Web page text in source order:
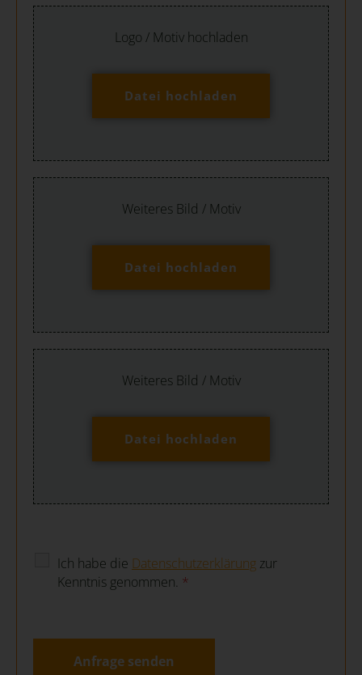
Logo / Motiv hochladen
Datei hochladen
Weiteres Bild / Motiv
Datei hochladen
Weiteres Bild / Motiv
Datei hochladen
Ich habe die Datenschutzerklärung zur
Kenntnis genommen. *